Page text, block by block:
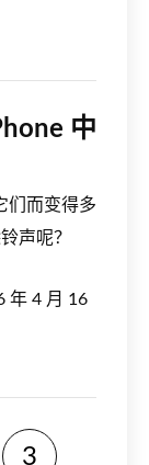
中
们而变得多
声呢？
年 4 月 16
3